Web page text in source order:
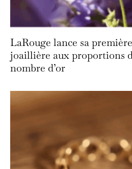
LaRouge lance sa
joaillière aux proportions
nombre d’or